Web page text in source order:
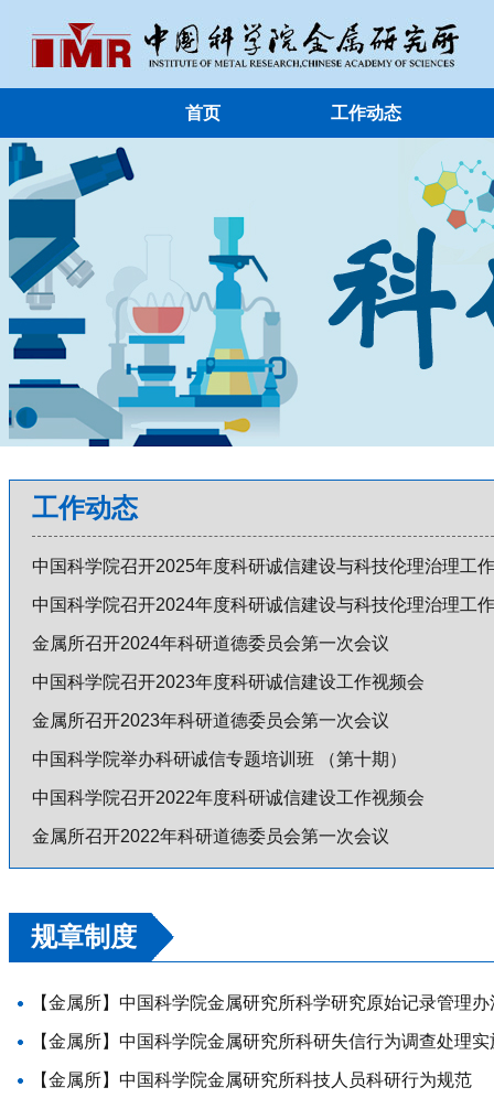
首页 工作动态
工作动态
中国科学院召开2025年度科研诚信建设与科技伦理治理工
中国科学院召开2024年度科研诚信建设与科技伦理治理工
金属所召开2024年科研道德委员会第一次会议
中国科学院召开2023年度科研诚信建设工作视频会
金属所召开2023年科研道德委员会第一次会议
中国科学院举办科研诚信专题培训班 （第十期）
中国科学院召开2022年度科研诚信建设工作视频会
金属所召开2022年科研道德委员会第一次会议
规章制度
【金属所】中国科学院金属研究所科学研究原始记录管理
【金属所】中国科学院金属研究所科研失信行为调查处理
【金属所】中国科学院金属研究所科技人员科研行为规范